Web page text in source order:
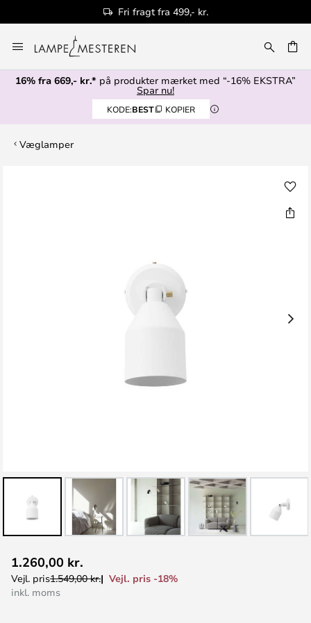
Fri fragt fra 499,- kr.
to
Content
16% fra 669,- kr.* på produkter mærket med “-16% EKSTRA”
Spar nu!
KODE:BEST KOPIER
Væglamper
til
starten
1.260,00 kr.
Vejl. pris1.549,00 kr.
Vejl. pris -18%
inkl. moms